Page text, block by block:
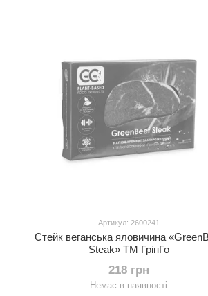
Артикул: 2600241
Стейк веганська яловичина
Steak» ТМ ГрінГо
218 грн
Немає в наявності